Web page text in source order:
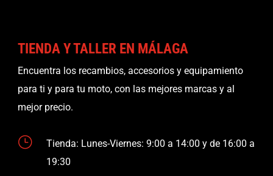
TIENDA Y TALLER EN MÁLAGA
Encuentra los recambios, accesorios y equipamiento
para ti y para tu moto, con las mejores marcas y al
mejor precio.
}
Tienda: Lunes-Viernes: 9:00 a 14:00 y de 16:00 a
19:30